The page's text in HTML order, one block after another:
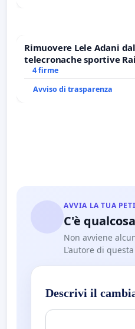
Rimuovere Lele Adani
telecronache sportive Rai
4 firme
Avviso di trasparenza
AVVIA LA TUA
C'è
Non avviene
L'autore di
Descrivi il